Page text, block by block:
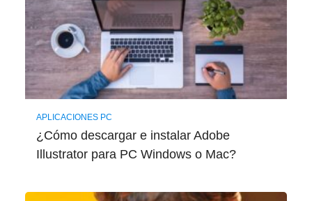
APLICACIONES PC
¿Cómo descargar e instalar Adobe
Illustrator para PC Windows o Mac?